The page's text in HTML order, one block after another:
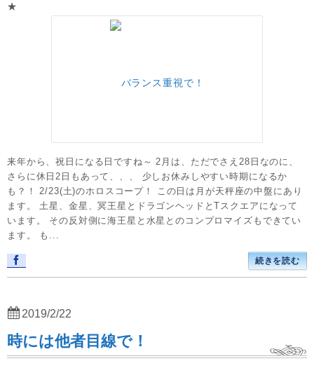
★
来年から、祝日になる日ですね～ 2月は、ただでさえ28日なのに、
さらに休日2日もあって、、、 少しお休みしやすい時期になるか
も？！ 2/23(土)のホロスコープ！ この日は月が天秤座の中盤にあり
ます。 土星、金星、冥王星とドラゴンヘッドとTスクエアになって
います。 その反対側に海王星と水星とのコンプロマイズもできてい
ます。 も...
続きを読む
時には他者目線で！
2019/2/22